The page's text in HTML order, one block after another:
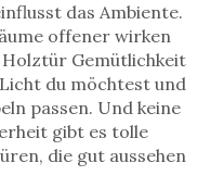
das Ambiente.
offener wirken
Gemütlichkeit
du möchtest und
passen. Und keine
gibt es tolle
die gut aussehen